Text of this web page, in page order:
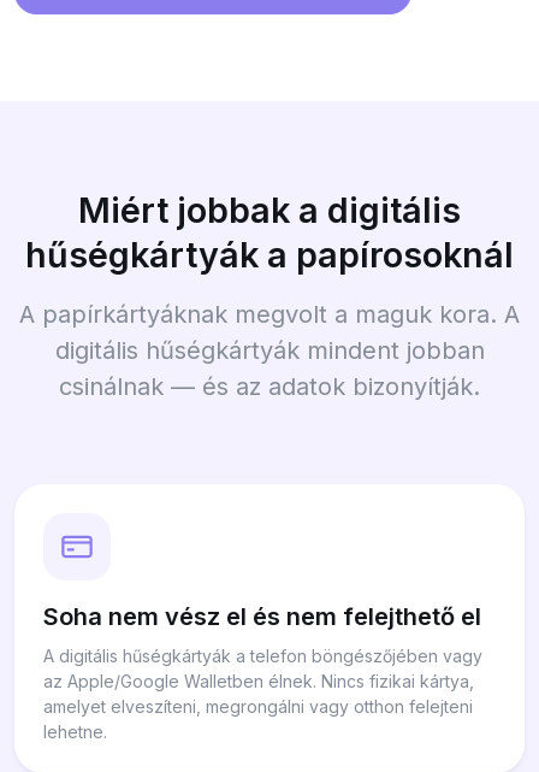
Miért jobbak a digitális
hűségkártyák a papírosoknál
A papírkártyáknak megvolt a maguk kora. A
digitális hűségkártyák mindent jobban
csinálnak — és az adatok bizonyítják.
Soha nem vész el és nem felejthető el
A digitális hűségkártyák a telefon böngészőjében vagy
az Apple/Google Walletben élnek. Nincs fizikai kártya,
amelyet elveszíteni, megrongálni vagy otthon felejteni
lehetne.